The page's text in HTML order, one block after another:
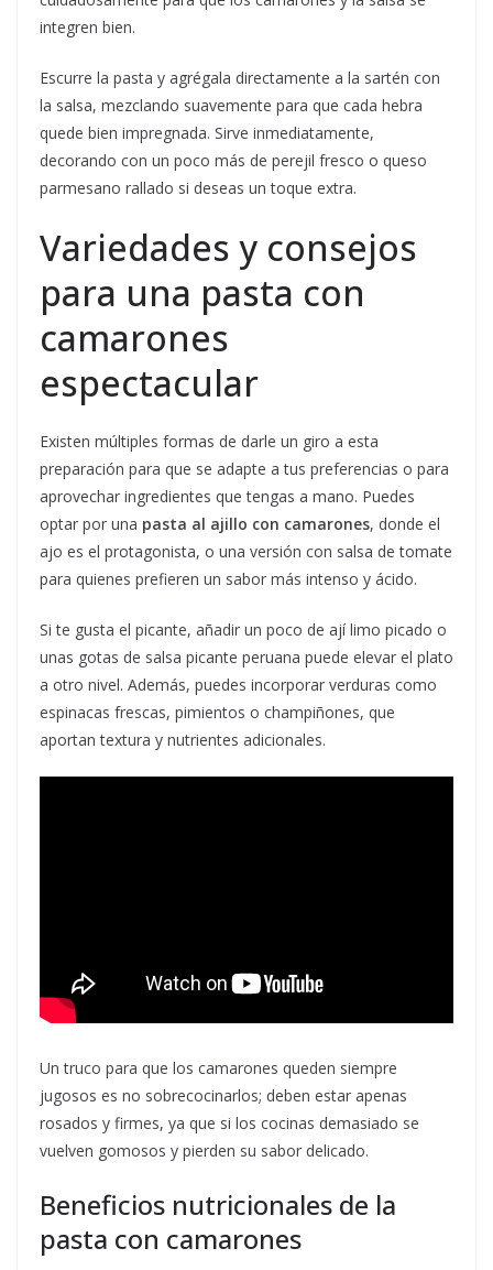
integren bien.
Escurre la pasta y agrégala directamente a la sartén con
la salsa, mezclando suavemente para que cada hebra
quede bien impregnada. Sirve inmediatamente,
decorando con un poco más de perejil fresco o queso
parmesano rallado si deseas un toque extra.
Variedades y consejos
para una pasta con
camarones
espectacular
Existen múltiples formas de darle un giro a esta
preparación para que se adapte a tus preferencias o para
aprovechar ingredientes que tengas a mano. Puedes
optar por una pasta al ajillo con camarones, donde el
ajo es el protagonista, o una versión con salsa de tomate
para quienes prefieren un sabor más intenso y ácido.
Si te gusta el picante, añadir un poco de ají limo picado o
unas gotas de salsa picante peruana puede elevar el plato
a otro nivel. Además, puedes incorporar verduras como
espinacas frescas, pimientos o champiñones, que
aportan textura y nutrientes adicionales.
Un truco para que los camarones queden siempre
jugosos es no sobrecocinarlos; deben estar apenas
rosados y firmes, ya que si los cocinas demasiado se
vuelven gomosos y pierden su sabor delicado.
Beneficios nutricionales de la
pasta con camarones